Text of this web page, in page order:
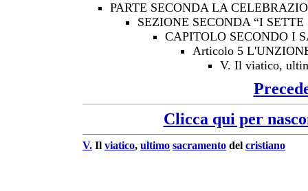
PARTE SECONDA LA
SEZIONE SECONDA “I
CAPITOLO SECONDO I
Articolo 5
V. Il viatico,
Clicca qui per
V. Il viatico, ultimo sacramento del cristiano